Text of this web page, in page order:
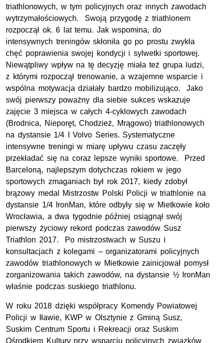
triathlonowych, w tym policyjnych oraz innych zawodach
wytrzymałościowych. Swoją przygodę z triathlonem
rozpoczął ok. 6 lat temu. Jak wspomina, do
intensywnych treningów skłoniła go po prostu zwykła
chęć poprawienia swojej kondycji i sylwetki sportowej.
Niewątpliwy wpływ na tę decyzję miała też grupa ludzi,
z którymi rozpoczął trenowanie, a wzajemne wsparcie i
wspólna motywacja działały bardzo mobilizująco. Jako
swój pierwszy poważny dla siebie sukces wskazuje
zajęcie 3 miejsca w całych 4-cyklowych zawodach
(Brodnica, Nieporęt, Chodzież, Mrągowo) triathlonowych
na dystansie 1/4 I Volvo Series. Systematyczne
intensywne treningi w miarę upływu czasu zaczęły
przekładać się na coraz lepsze wyniki sportowe. Przed
Barceloną, najlepszym dotychczas rokiem w jego
sportowych zmaganiach był rok 2017, kiedy zdobył
brązowy medal Mistrzostw Polski Policji w triathlonie na
dystansie 1/4 IronMan, które odbyły się w Mietkowie koło
Wrocławia, a dwa tygodnie później osiągnął swój
pierwszy życiowy rekord podczas zawodów Susz
Triathlon 2017. Po mistrzostwach w Suszu i
konsultacjach z kolegami – organizatorami policyjnych
zawodów triathlonowych w Mietkowie zainicjował pomysł
zorganizowania takich zawodów, na dystansie ½ IronMan
właśnie podczas suskiego triathlonu.
W roku 2018 dzięki współpracy Komendy Powiatowej
Policji w Iławie, KWP w Olsztynie z Gminą Susz,
Suskim Centrum Sportu i Rekreacji oraz Suskim
Ośrodkiem Kultury przy wsparciu policyjnych związków